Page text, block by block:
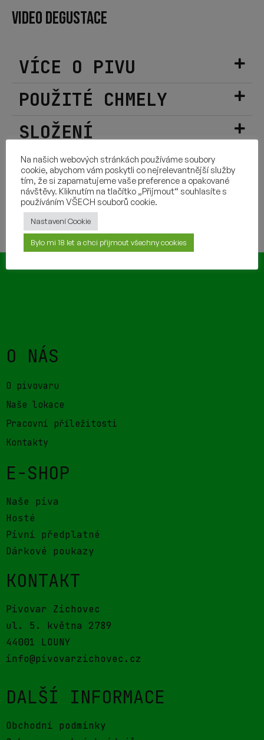
VÍCE O PIVU
POUŽITÉ CHMELY
SLOŽENÍ
DALŠÍ INFORMACE
VIDEO DEGUSTACE
TAKÉ BY VÁM MOHLO CHUTNAT
O NÁS
O pivovaru
Naše lokace
Pracovní příležitosti
Kontakty
E-SHOP
Naše piva
Hosté
Pivní předplatné
Dárkové poukazy
KONTAKT
Pivovar Zichovec
ul. 5. května 2789
44001 LOUNY
info@pivovarzichovec.cz
DALŠÍ INFORMACE
Obchodní podmínky
Na našich webových stránkách používáme soubory
cookie, abychom vám poskytli co nejrelevantnější služby
tím, že si zapamatujeme vaše preference a opakované
návštěvy. Kliknutím na tlačítko „Přijmout“ souhlasíte s
používáním VŠECH souborů cookie.
Nastavení Cookie
Bylo mi 18 let a chci přijmout všechny cookies